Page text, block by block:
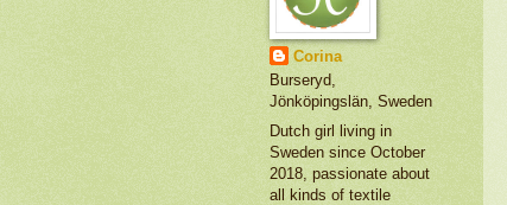
Corina
Burseryd,
Jönköpingslän, Sweden
Dutch girl living in
Sweden since October
2018, passionate about
all kinds of textile